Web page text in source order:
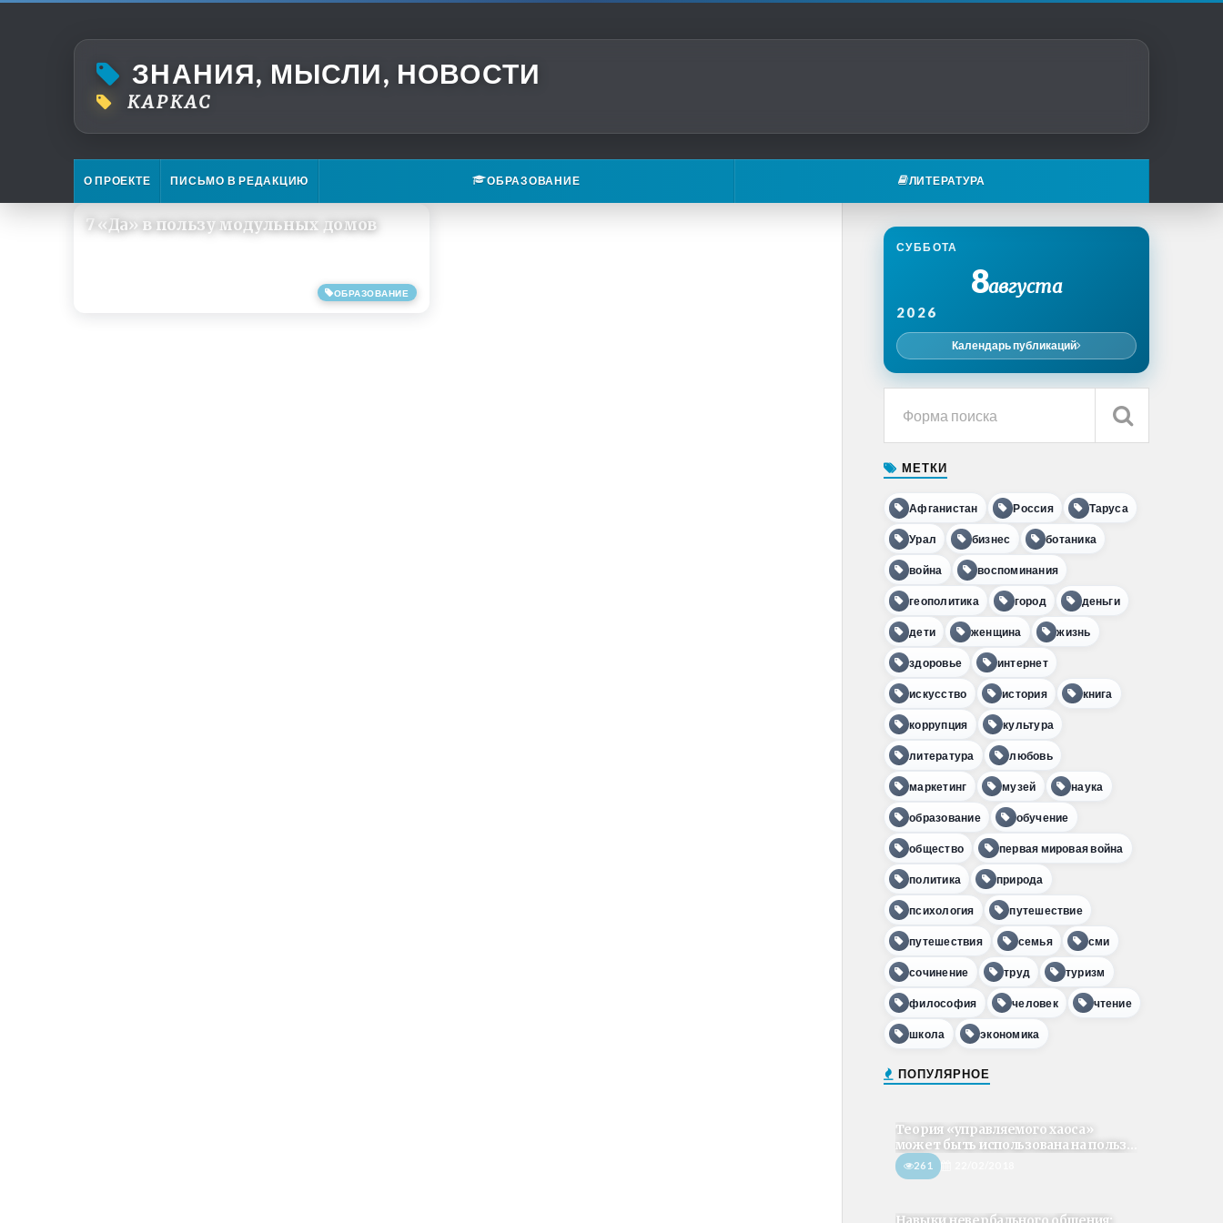
ЗНАНИЯ, МЫСЛИ, НОВОСТИ
КАРКАС
О ПРОЕКТЕ ПИСЬМО В РЕДАКЦИЮ ОБРАЗОВАНИЕ ЛИТЕРАТУРА
ОБРАЗОВАНИЕ
7 «Да» в пользу модульных домов
СУББОТА
8августа
2026
Календарь публикаций
МЕТКИ
Афганистан Россия Таруса
Урал бизнес ботаника
война воспоминания
геополитика город деньги
дети женщина жизнь
здоровье интернет
искусство история книга
коррупция культура
литература любовь
маркетинг музей наука
образование обучение
общество первая мировая война
политика природа
психология путешествие
путешествия семья сми
сочинение труд туризм
философия человек чтение
школа экономика
ПОПУЛЯРНОЕ
Теория «управляемого хаоса»
может быть использована на польз...
261